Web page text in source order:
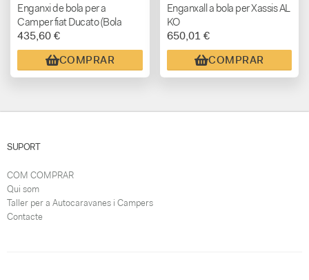
Enganxi de bola per a
Camper fiat Ducato (Bola
extraïble amb tancament)
435,60 €
COMPRAR
Enganxall a bola per Xassis AL
KO
650,01 €
COMPRAR
SUPORT
COM COMPRAR
Qui som
Taller per a Autocaravanes i Campers
Contacte